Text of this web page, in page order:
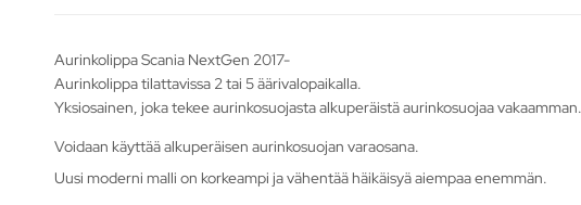
Aurinkolippa Scania NextGen 2017-
Aurinkolippa tilattavissa 2 tai 5 äärivalopaikalla.
Yksiosainen, joka tekee aurinkosuojasta alkuperäistä aurinkosuojaa vakaamman.
Voidaan käyttää alkuperäisen aurinkosuojan varaosana.
Uusi moderni malli on korkeampi ja vähentää häikäisyä aiempaa enemmän.